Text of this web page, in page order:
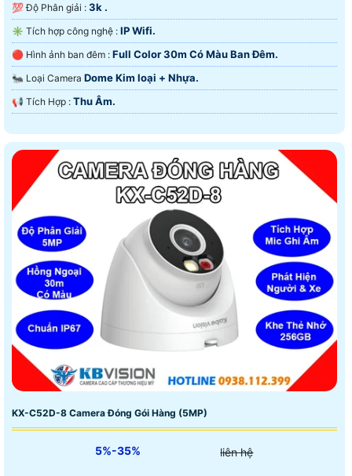
💯 Độ Phân giải : 3k .
✳️ Tích hợp công nghệ : IP Wifi.
🔴 Hình ảnh ban đêm : Full Color 30m Có Màu Ban Ðêm.
🐜 Loại Camera Dome Kim loại + Nhựa.
️📢 Tích Hợp : Thu Âm.
KX-C52D-8 Camera Đóng Gói Hàng (5MP)
5%-35% liên hệ